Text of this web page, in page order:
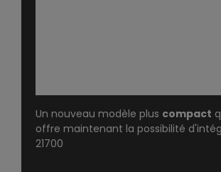
Un nouveau modèle plus compact
offre maintenant la possibilité
21700